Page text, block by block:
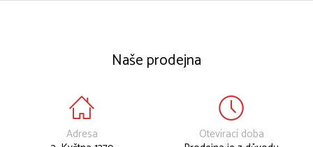
Naše prodejna
Adresa
Otevírací doba